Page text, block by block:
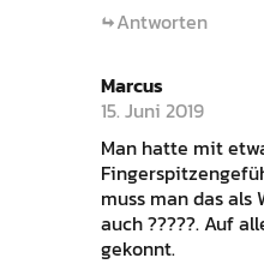
Antworten
Marcus
15. Juni 2019
Man hatte mit
muss man das
auch ?????. Auf
gekonnt.